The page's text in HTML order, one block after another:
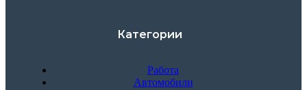
Категории
Работа
Автомобили